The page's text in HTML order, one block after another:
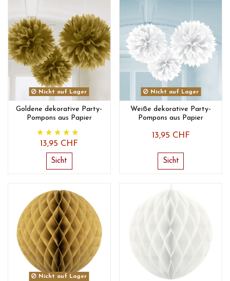
Nicht auf Lager
Goldene dekorative Party-
Pompons aus Papier
13,95 CHF
Sicht
Nicht auf Lager
Weiße dekorative Party-
Pompons aus Papier
13,95 CHF
Sicht
Nicht auf Lager